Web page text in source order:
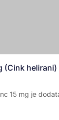
(Cink helirani)
15 mg je